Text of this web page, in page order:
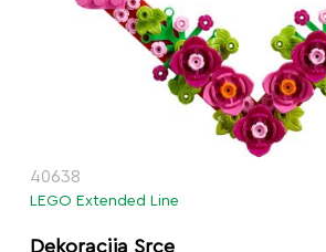
40638
LEGO Extended Line
Dekoracija Srce